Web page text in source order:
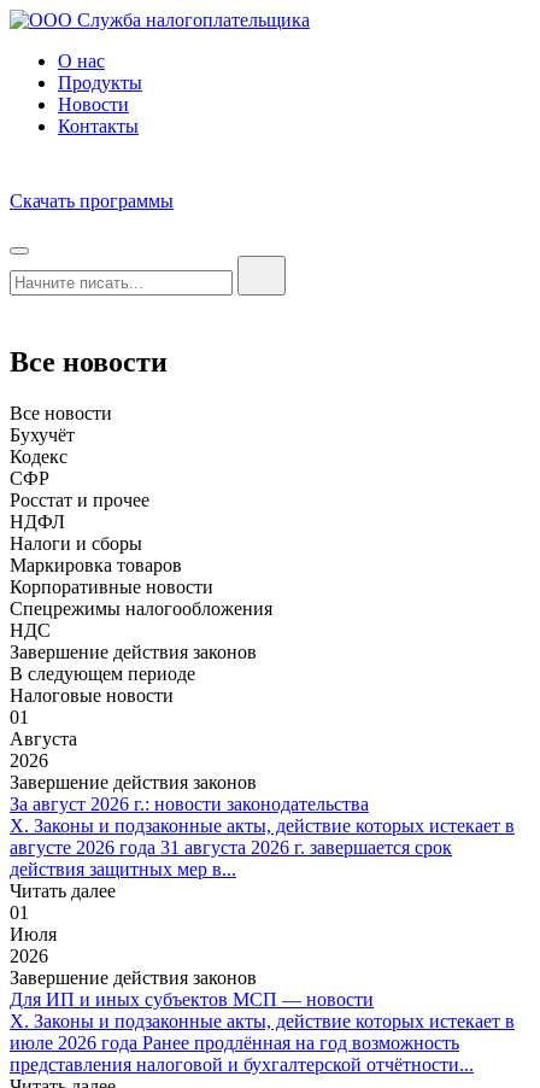
О нас
Продукты
Новости
Контакты
Скачать программы
Все новости
Все новости
Бухучёт
Кодекс
СФР
Росстат и прочее
НДФЛ
Налоги и сборы
Маркировка товаров
Корпоративные новости
Спецрежимы налогообложения
НДС
Завершение действия законов
В следующем периоде
Налоговые новости
01
Августа
2026
Завершение действия законов
За август 2026 г.: новости законодательства
X. Законы и подзаконные акты, действие которых истекает в
августе 2026 года 31 августа 2026 г. завершается срок
действия защитных мер в...
Читать далее
01
Июля
2026
Завершение действия законов
Для ИП и иных субъектов МСП — новости
X. Законы и подзаконные акты, действие которых истекает в
июле 2026 года Ранее продлённая на год возможность
представления налоговой и бухгалтерской отчётности...